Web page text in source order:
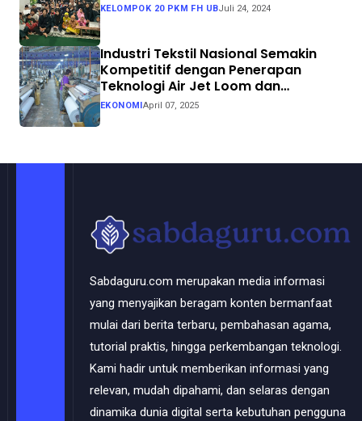
KELOMPOK 20 PKM FH UBJuli 24, 2024
Industri Tekstil Nasional Semakin
Kompetitif dengan Penerapan
Teknologi Air Jet Loom dan
Continuous Dyeing di CV. Garuda
Solo Perkasa
EKONOMI April 07, 2025
Sabdaguru.com merupakan media informasi
yang menyajikan beragam konten bermanfaat
mulai dari berita terbaru, pembahasan agama,
tutorial praktis, hingga perkembangan teknologi.
Kami hadir untuk memberikan informasi yang
relevan, mudah dipahami, dan selaras dengan
dinamika dunia digital serta kebutuhan pengguna